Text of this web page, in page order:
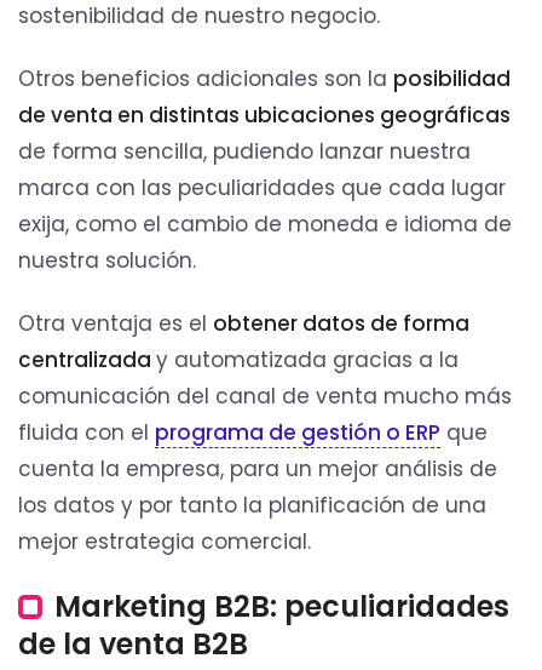
sostenibilidad de nuestro negocio.
Otros beneficios adicionales son la posibilidad
de venta en distintas ubicaciones geográficas
de forma sencilla, pudiendo lanzar nuestra
marca con las peculiaridades que cada lugar
exija, como el cambio de moneda e idioma de
nuestra solución.
Otra ventaja es el obtener datos de forma
centralizada y automatizada gracias a la
comunicación del canal de venta mucho más
fluida con el programa de gestión o ERP que
cuenta la empresa, para un mejor análisis de
los datos y por tanto la planificación de una
mejor estrategia comercial.
Marketing B2B: peculiaridades
de la venta B2B